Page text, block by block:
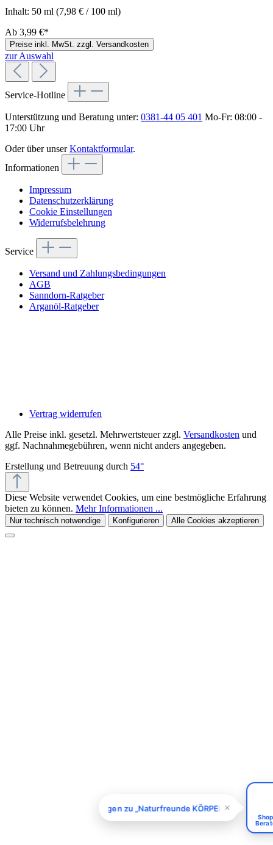
Inhalt: 50 ml (7,98 € / 100 ml)
Ab 3,99 €*
Preise inkl. MwSt. zzgl. Versandkosten
zur Auswahl
Service-Hotline
Unterstützung und Beratung unter: 0381-44 05 401 Mo-Fr: 08:00 -
17:00 Uhr
Oder über unserKontaktformular.
Informationen
Impressum
Datenschutzerklärung
Cookie Einstellungen
Widerrufsbelehrung
Service
Versand und Zahlungsbedingungen
AGB
Sanndorn-Ratgeber
Arganöl-Ratgeber
Vertrag widerrufen
Alle Preise inkl. gesetzl. Mehrwertsteuer zzgl. Versandkosten und
ggf. Nachnahmegebühren, wenn nicht anders angegeben.
Erstellung und Betreuung durch 54°
Diese Website verwendet Cookies, um eine bestmögliche Erfahrung
bieten zu können. Mehr Informationen ...
Nur technisch notwendige Konfigurieren Alle Cookies akzeptieren
Fragen zu „Naturfreunde KÖRPERBUTTER mit